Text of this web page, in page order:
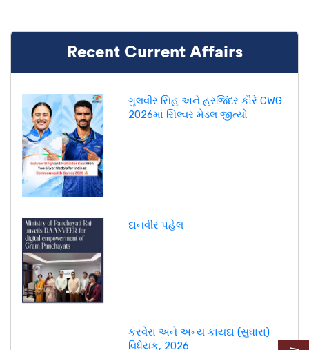
Recent Current Affairs
ગુલવીર સિંહ અને હરજિંદર કૌરે CWG
2026માં સિલ્વર મેડલ જીત્યો
દાનવીર પહેલ
કરવેરા અને અન્ય કાયદા (સુધારા)
વિધેયક, 2026